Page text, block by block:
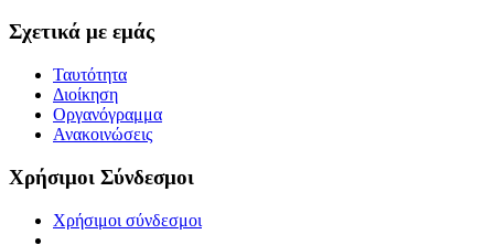
Σχετικά με εμάς
Ταυτότητα
Διοίκηση
Οργανόγραμμα
Ανακοινώσεις
Χρήσιμοι Σύνδεσμοι
Χρήσιμοι σύνδεσμοι